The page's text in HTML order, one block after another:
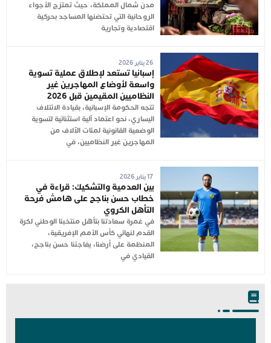
مدن شمال المملكة، حيث تمتزج الأجواء
الروحانية التي تحتضنها المساجد بحركية
اقتصادية وتجارية
26 يناير 2026
إسبانيا تستعد لإطلاق عملية تسوية
واسعة لأوضاع المهاجرين غير
النظاميين المقيمين قبل 2026
تتجه الحكومة الإسبانية، بقيادة الائتلاف
اليساري، نحو اعتماد آلية استثنائية لتسوية
الوضعية القانونية لمئات الآلاف من
المهاجرين غير النظاميين، في
17 يناير 2026
بين العدمية والتشكيك: قراءة في
خطاب حسن بناجح على هامش فرحة
التأهل الكروي
في غمرة سعادتنا بتأهل منتخبنا الوطني لكرة
القدم لنهائي كأس الأمم الإفريقية،
المنظمة على أرضنا، يفاجئنا حسن بناجح،
القيادي في